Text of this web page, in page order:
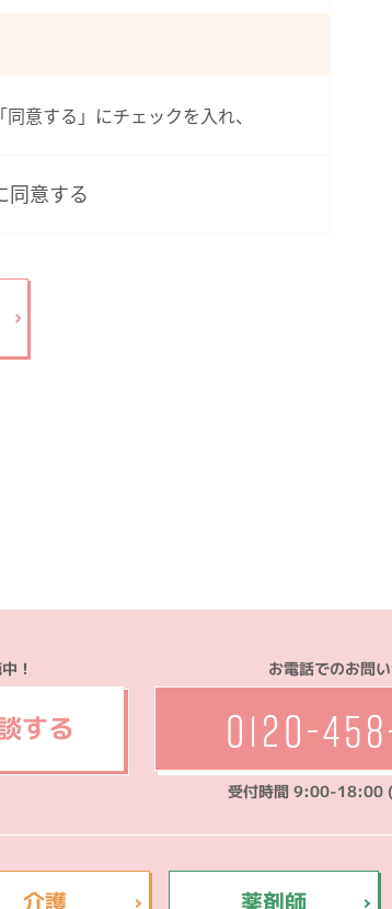
意する」にチェックを入れ、
同意する
！
する
お電話でのお問
0120-
受付時間 9:00-18:00
介護 薬剤師